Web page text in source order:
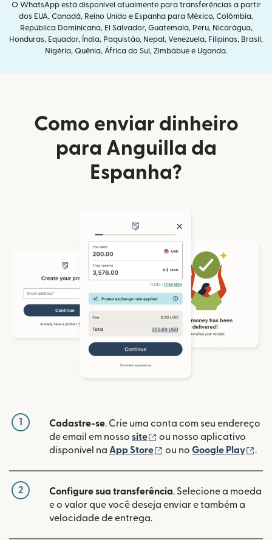
O WhatsApp está disponível atualmente para transferências a partir
dos EUA, Canadá, Reino Unido e Espanha para México, Colômbia,
República Dominicana, El Salvador, Guatemala, Peru, Nicarágua,
Honduras, Equador, Índia, Paquistão, Nepal, Venezuela, Filipinas, Brasil,
Nigéria, Quênia, África do Sul, Zimbábue e Uganda.
Como enviar dinheiro
para Anguilla da
Espanha?
1 Cadastre-se. Crie uma conta com seu endereço
de email em nosso site (abre em uma nova
ou nosso aplicativo
disponível na App Store (abre em uma nova
ou no Google Play .
2 Configure sua transferência. Selecione a moeda
e o valor que você deseja enviar e também a
velocidade de entrega.